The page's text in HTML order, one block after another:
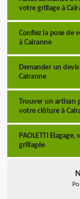
votre grillage à
Confiez la pose de
à Cairanne
Demander un
Cairanne
Trouver un artisan
votre clôture à
PAOLETTI
grillagée